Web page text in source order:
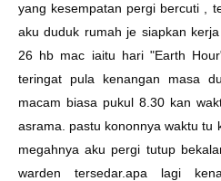
yang kesempatan pergi bercuti ,
aku duduk rumah je siapkan
26 hb mac iaitu hari "Earth
teringat pula kenangan masa
macam biasa pukul 8.30 kan
asrama. pastu kononnya waktu tu
megahnya aku pergi tutup
warden tersedar.apa lagi